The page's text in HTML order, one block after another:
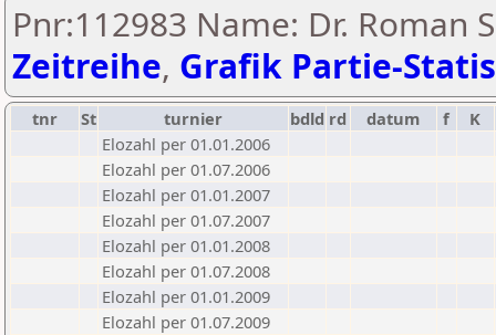
Pnr:112983 Name: Dr. Roman
Zeitreihe, Grafik Partie-
tnr St turnier bdld rd datum f
K
Elozahl per 01.01.2006
Elozahl per 01.07.2006
Elozahl per 01.01.2007
Elozahl per 01.07.2007
Elozahl per 01.01.2008
Elozahl per 01.07.2008
Elozahl per 01.01.2009
Elozahl per 01.07.2009